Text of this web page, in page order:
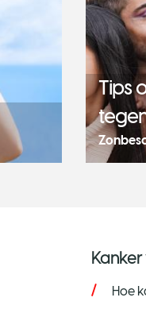
Tips
Hoe